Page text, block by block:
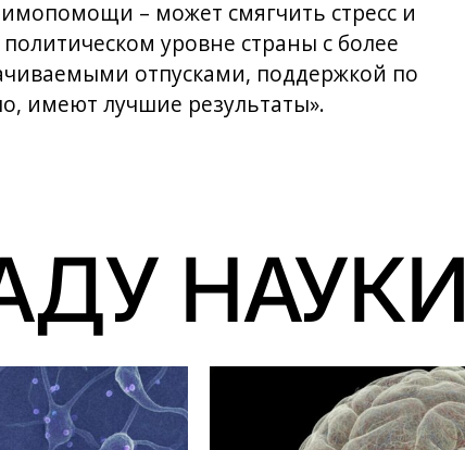
– может смягчить стресс и
уровне страны с более
отпусками, поддержкой по
имеют лучшие результаты».
НАУКИ